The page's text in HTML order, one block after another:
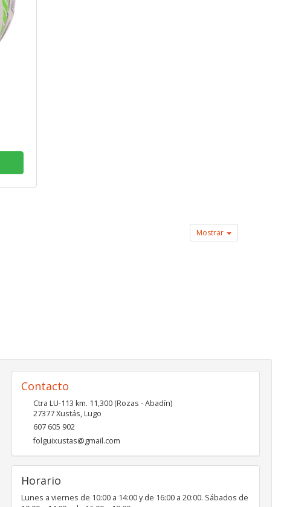
Mostrar
Contacto
Ctra LU-113 km. 11,300 (Rozas - Abadín)
27377Xustás,Lugo
607 605 902
folguixustas@gmail.com
Horario
Lunes a viernes de 10:00 a 14:00 y de 16:00 a 20:00. Sábados de